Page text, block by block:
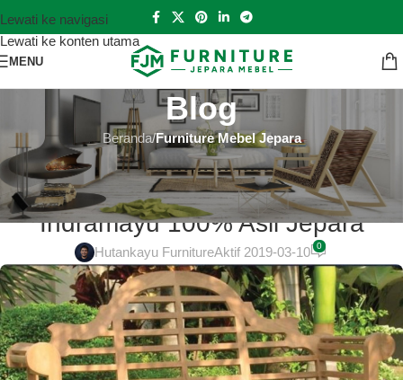
Lewati ke navigasi
Lewati ke konten utama
MENU
Blog
Beranda/Furniture Mebel Jepara
FURNITURE MEBEL JEPARA
Dipan Kayu Jati Jepara Murah di
Indramayu 100% Asli Jepara
Hutankayu FurnitureAktif 2019-03-10 0